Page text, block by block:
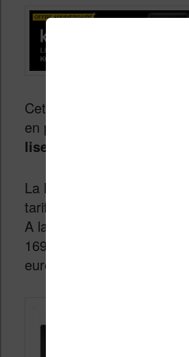
Cette semaine c’est la
en proposant
liseuse Kobo Aura HD
La liseuse est maintenant
tarif de 149,90€ pour les
A la base la liseuse était
169,90€, ce qui fait une
euros.